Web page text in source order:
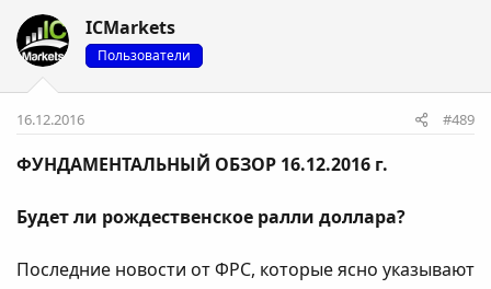
ICMarkets
Пользователи
16.12.2016 #489
ФУНДАМЕНТАЛЬНЫЙ ОБЗОР 16.12.2016 г.
Будет ли рождественское ралли доллара?
Последние новости от ФРС, которые ясно указывают